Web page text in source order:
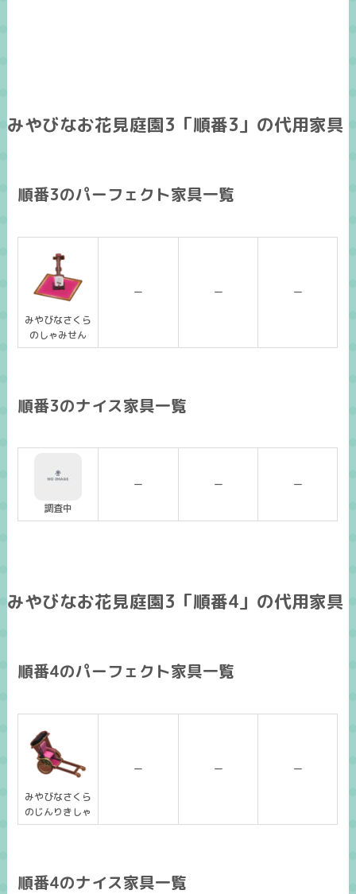
みやびなお花見庭園3「順番3」の代用家具
順番3のパーフェクト家具一覧
みやびなさくら
のしゃみせん
ー ー ー
順番3のナイス家具一覧
調査中
ー ー ー
みやびなお花見庭園3「順番4」の代用家具
順番4のパーフェクト家具一覧
みやびなさくら
のじんりきしゃ
ー ー ー
順番4のナイス家具一覧